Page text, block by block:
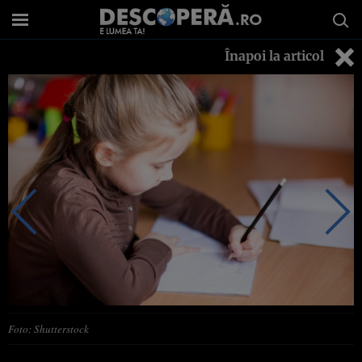
Înapoi la articol
Foto: Shutterstock